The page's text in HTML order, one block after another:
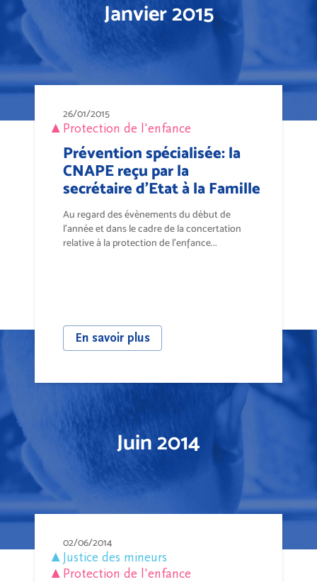
Janvier 2015
26/01/2015
Protection de l'enfance
Prévention spécialisée: la
CNAPE reçu par la
secrétaire d'Etat à la Famille
Au regard des évènements du début de
l'année et dans le cadre de la concertation
relative à la protection de l'enfance...
En savoir plus
Juin 2014
02/06/2014
Justice des mineurs
Protection de l'enfance